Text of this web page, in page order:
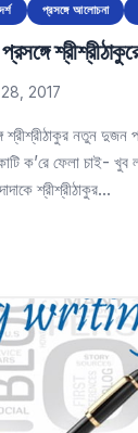
প্রসঙ্গে আলোচনা
2017
শ্রীশ্রীঠাকুর নতুন দুজন
ক’রে ফেলা চাই- খুব
শ্রীশ্রীঠাকুর…